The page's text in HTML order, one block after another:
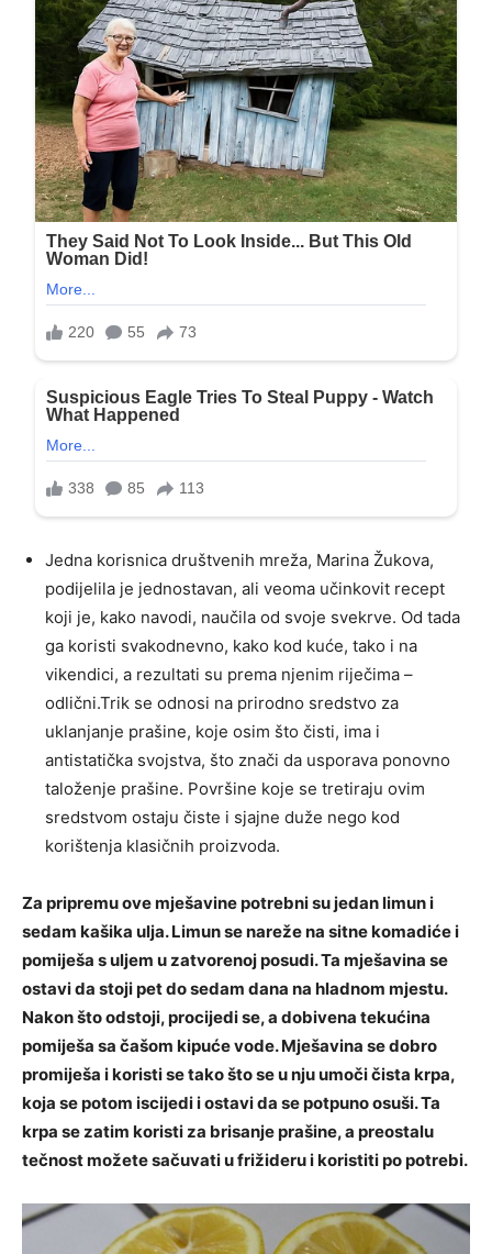
Jedna korisnica društvenih mreža, Marina Žukova,
podijelila je jednostavan, ali veoma učinkovit recept
koji je, kako navodi, naučila od svoje svekrve. Od tada
ga koristi svakodnevno, kako kod kuće, tako i na
vikendici, a rezultati su prema njenim riječima –
odlični.Trik se odnosi na prirodno sredstvo za
uklanjanje prašine, koje osim što čisti, ima i
antistatička svojstva, što znači da usporava ponovno
taloženje prašine. Površine koje se tretiraju ovim
sredstvom ostaju čiste i sjajne duže nego kod
korištenja klasičnih proizvoda.
Za pripremu ove mješavine potrebni su jedan limun i
sedam kašika ulja. Limun se nareže na sitne komadiće i
pomiješa s uljem u zatvorenoj posudi. Ta mješavina se
ostavi da stoji pet do sedam dana na hladnom mjestu.
Nakon što odstoji, procijedi se, a dobivena tekućina
pomiješa sa čašom kipuće vode. Mješavina se dobro
promiješa i koristi se tako što se u nju umoči čista krpa,
koja se potom iscijedi i ostavi da se potpuno osuši. Ta
krpa se zatim koristi za brisanje prašine, a preostalu
tečnost možete sačuvati u frižideru i koristiti po potrebi.